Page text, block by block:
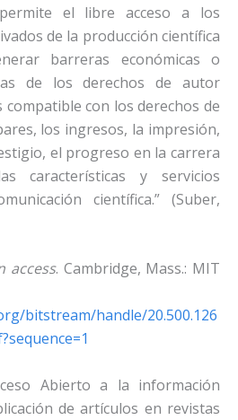
el libre acceso a los
de la producción científica
barreras económicas o
de los derechos de autor
con los derechos de
los ingresos, la impresión,
el progreso en la carrera
características y servicios
científica.” (Suber,
access. Cambridge, Mass.: MIT
bitstream/handle/20.500.126
Abierto a la información
de artículos en revistas